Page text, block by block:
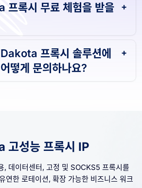
록시 무료 체험을 받을
프록시 솔루션에
떻게 문의하나요?
성능 프록시 IP
데이터센터, 고정 및 SOCKS5 프록시를
연한 로테이션, 확장 가능한 비즈니스 워크